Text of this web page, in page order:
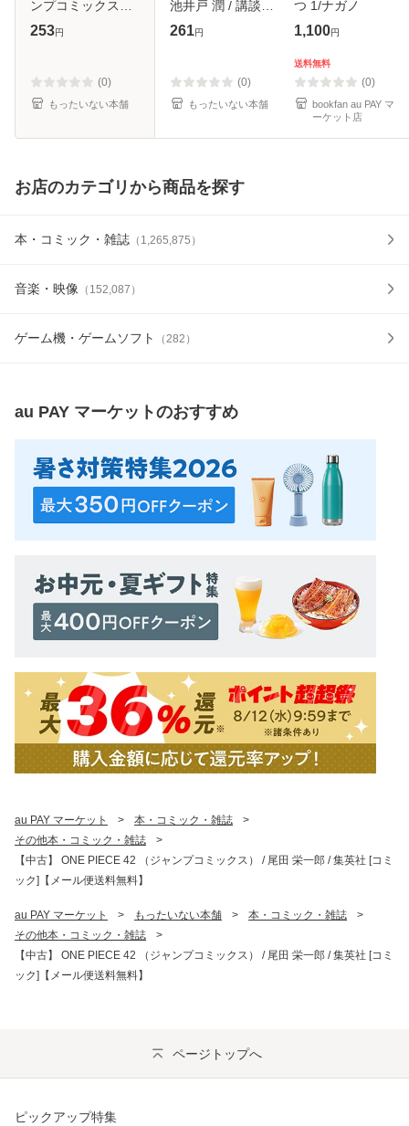
ンプコミックス） /
尾田 栄一郎 / 集英
253円
(0)
もったいない本舗
池井戸 潤 / 講談社
[文庫]【メール便送
261円
(0)
もったいない本舗
つ 1/ナガノ
1,100円
送料無料
(0)
bookfan au PAY マ
ーケット店
お店のカテゴリから商品を探す
本・コミック・雑誌 （ 1,265,875 ）
音楽・映像 （ 152,087 ）
ゲーム機・ゲームソフト （282 ）
au PAY マーケットのおすすめ
au PAY マーケット > 本・コミック・雑誌
>
その他本・コミック・雑誌
>
【中古】 ONE PIECE 42 （ジャンプコミックス） / 尾田 栄一郎 / 集英社 [コミ
ック]【メール便送料無料】
au PAY マーケット > もったいない本舗 > 本・コミック・雑誌
>
その他本・コミック・雑誌
>
【中古】 ONE PIECE 42 （ジャンプコミックス） / 尾田 栄一郎 / 集英社 [コミ
ック]【メール便送料無料】
ページトップへ
ピックアップ特集